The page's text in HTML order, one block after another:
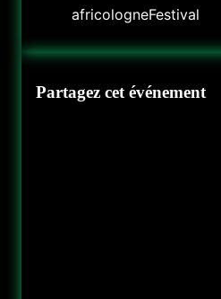
africologneFestival
Partagez cet événement